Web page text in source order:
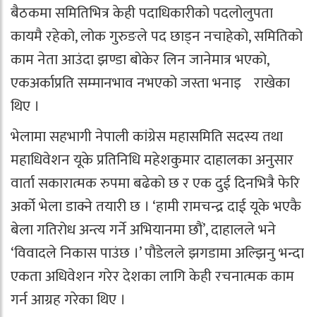
बैठकमा समितिभित्र केही पदाधिकारीको पदलोलुपता
कायमै रहेको, लोक गुरुङले पद छाड्न नचाहेको, समितिको
काम नेता आउंदा झण्डा बोकेर लिन जानेमात्र भएको,
एकअर्काप्रति सम्मानभाव नभएको जस्ता भनाइ राखेका
थिए ।
भेलामा सहभागी नेपाली कांग्रेस महासमिति सदस्य तथा
महाधिवेशन यूके प्रतिनिधि महेशकुमार दाहालका अनुसार
वार्ता सकारात्मक रुपमा बढेको छ र एक दुई दिनभित्रै फेरि
अर्को भेला डाक्ने तयारी छ । ‘हामी रामचन्द्र दाई यूके भएकै
बेला गतिरोध अन्त्य गर्ने अभियानमा छौं’, दाहालले भने
‘विवादले निकास पाउंछ ।’ पौडेलले झगडामा अल्झिनु भन्दा
एकता अधिवेशन गरेर देशका लागि केही रचनात्मक काम
गर्न आग्रह गरेका थिए ।